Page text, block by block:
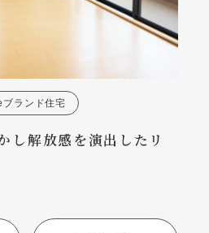
ブランド住宅
し解放感を演出したリ